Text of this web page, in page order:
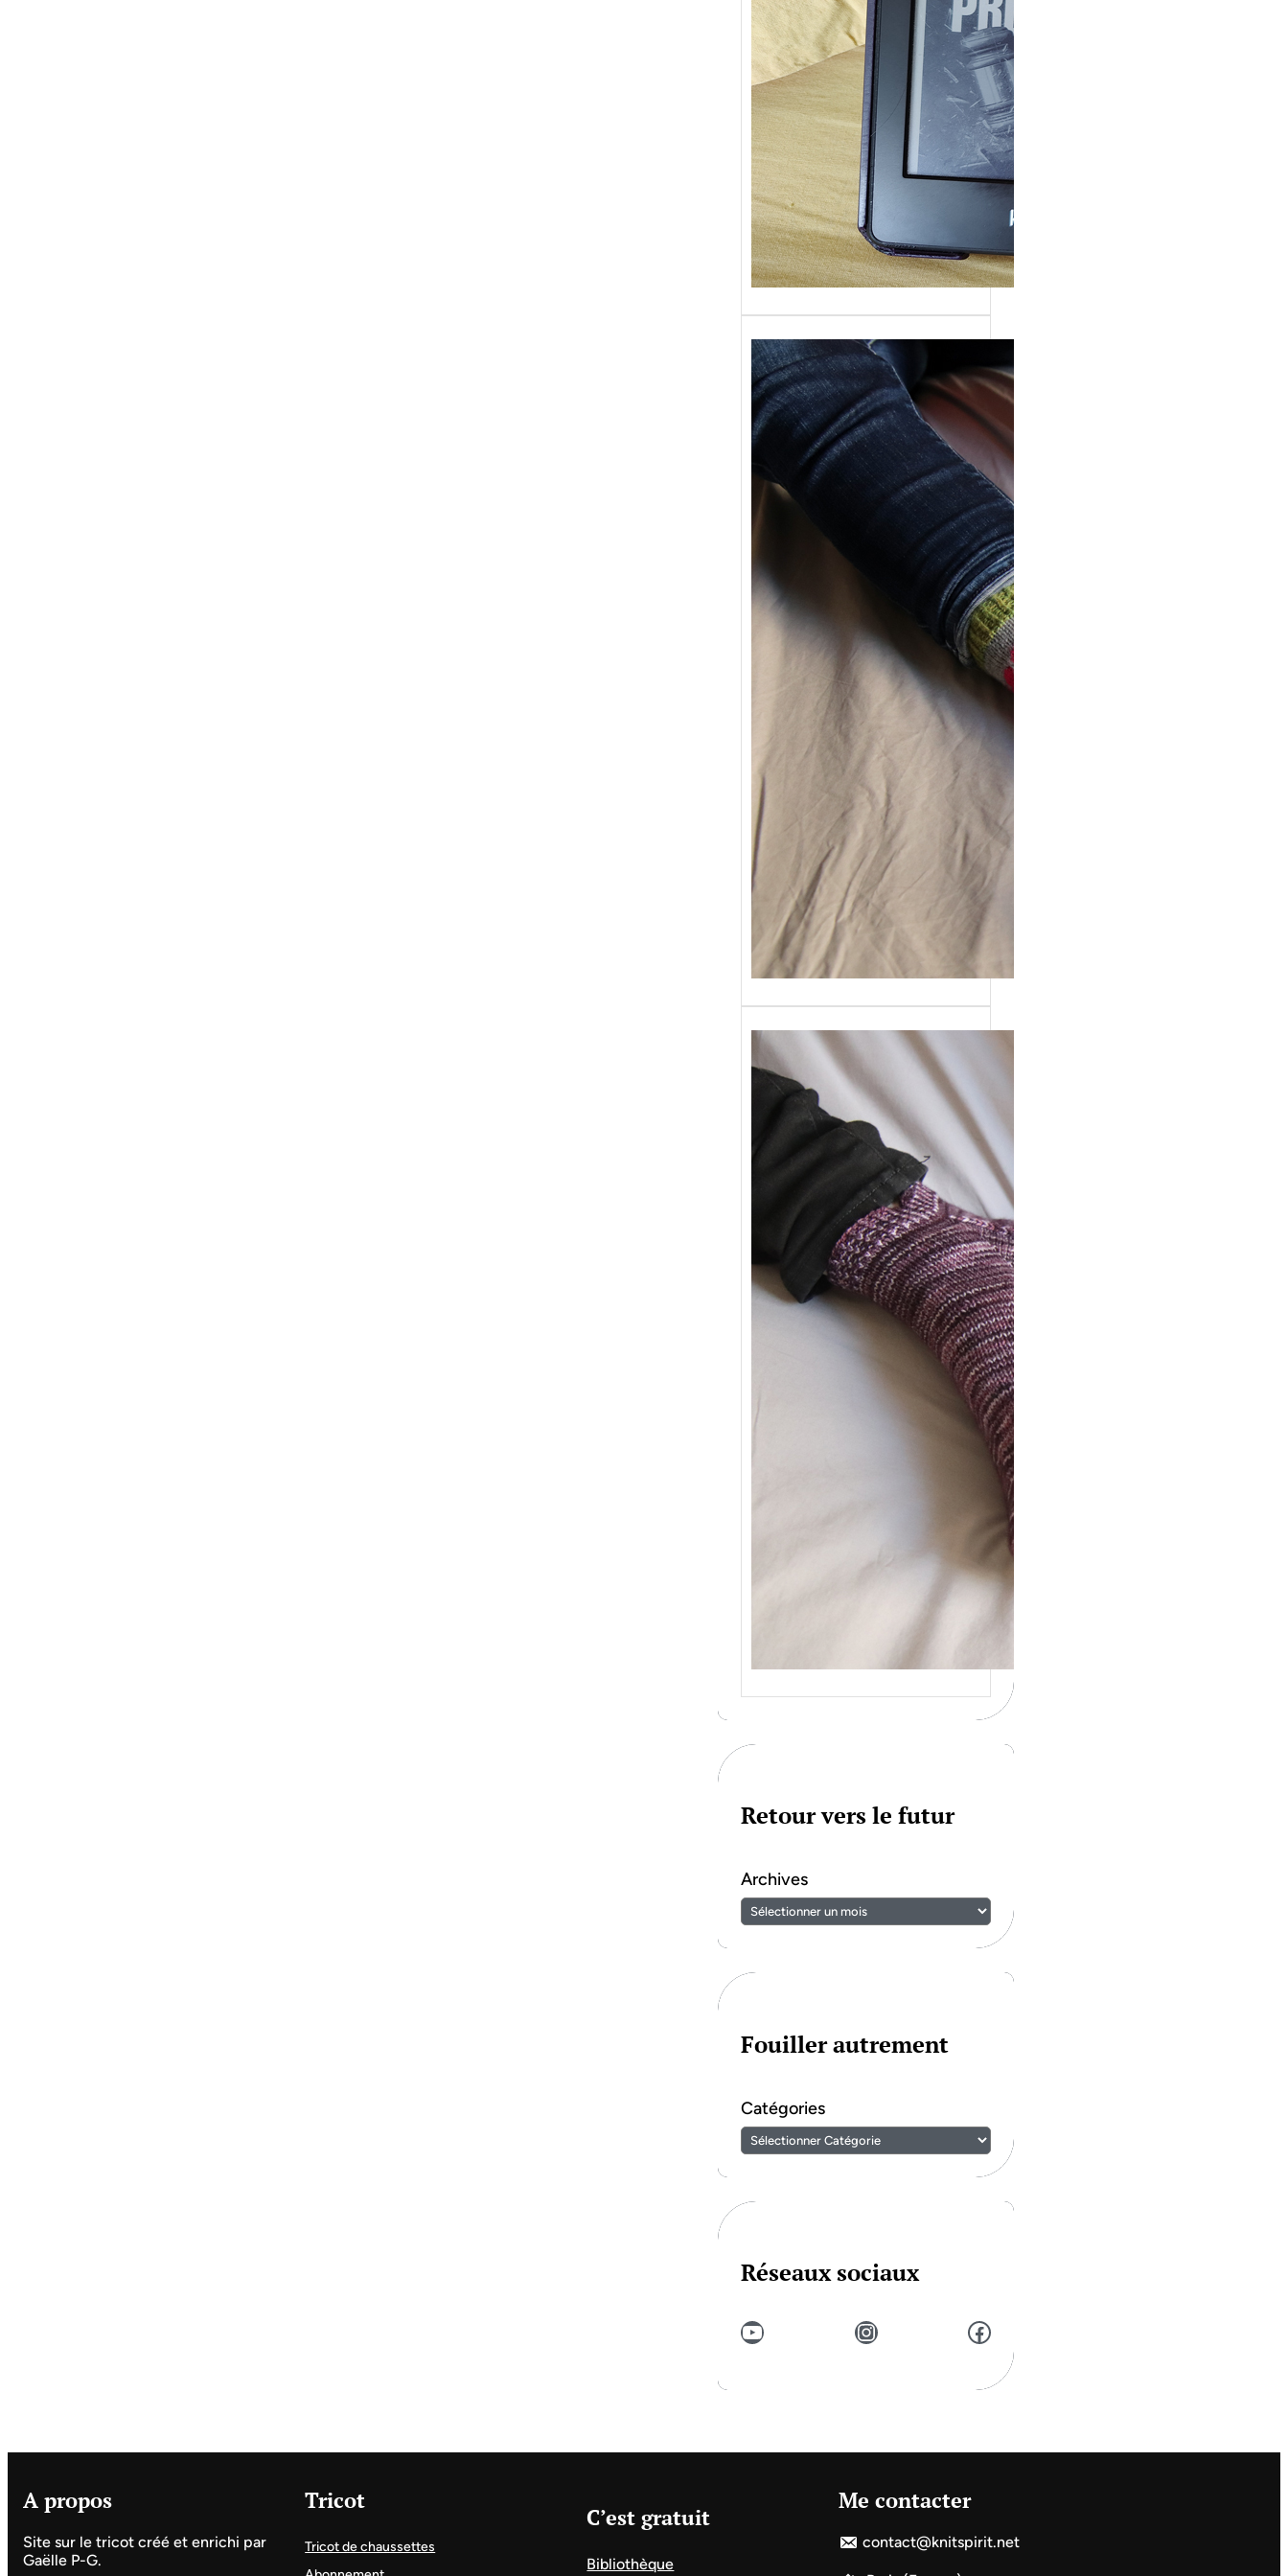
Sans grande surprise, j’ai
replongé dans la série
« Roy Grace »…
{Tricot} Flower
power socks
Ce patron a été
initialement créé pour
les membres de…
{Tricot} Le défi 2026
: Je tricote mes
socquettes
C’est la 4ème année
j’organise un défi de…
Retour vers le futur
Archives
Fouiller autrement
Catégories
Réseaux sociaux
YouTube Instagram Facebook
A propos
Site sur le tricot créé et enrichi par
Gaëlle P-G.
Tricot
Tricot de chaussettes
C’est gratuit
Bibliothèque
Me contacter
contact@knitspirit.net